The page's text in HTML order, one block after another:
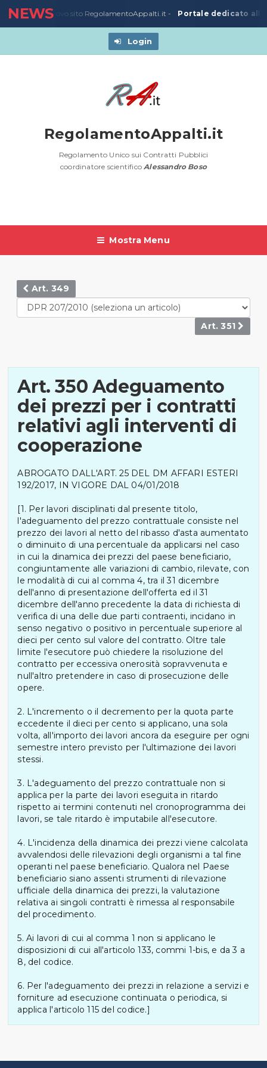
NEWS
03/2020-Nuovo sito RegolamentoAppalti.it - Portale dedicato alla
Login
RegolamentoAppalti.it
Regolamento Unico sui Contratti Pubblici
coordinatore scientificoAlessandro Boso
Mostra Menu
Art. 349
Art. 351
Art. 350 Adeguamento
dei prezzi per i contratti
relativi agli interventi di
cooperazione
ABROGATO DALL'ART. 25 DEL DM AFFARI ESTERI
192/2017, IN VIGORE DAL 04/01/2018
[1. Per lavori disciplinati dal presente titolo,
l'adeguamento del prezzo contrattuale consiste nel
prezzo dei lavori al netto del ribasso d'asta aumentato
o diminuito di una percentuale da applicarsi nel caso
in cui la dinamica dei prezzi del paese beneficiario,
congiuntamente alle variazioni di cambio, rilevate, con
le modalità di cui al comma 4, tra il 31 dicembre
dell'anno di presentazione dell'offerta ed il 31
dicembre dell'anno precedente la data di richiesta di
verifica di una delle due parti contraenti, incidano in
senso negativo o positivo in percentuale superiore al
dieci per cento sul valore del contratto. Oltre tale
limite l'esecutore può chiedere la risoluzione del
contratto per eccessiva onerosità sopravvenuta e
null'altro pretendere in caso di prosecuzione delle
opere.
2. L'incremento o il decremento per la quota parte
eccedente il dieci per cento si applicano, una sola
volta, all'importo dei lavori ancora da eseguire per ogni
semestre intero previsto per l'ultimazione dei lavori
stessi.
3. L'adeguamento del prezzo contrattuale non si
applica per la parte dei lavori eseguita in ritardo
rispetto ai termini contenuti nel cronoprogramma dei
lavori, se tale ritardo è imputabile all'esecutore.
4. L'incidenza della dinamica dei prezzi viene calcolata
avvalendosi delle rilevazioni degli organismi a tal fine
operanti nel paese beneficiario. Qualora nel Paese
beneficiario siano assenti strumenti di rilevazione
ufficiale della dinamica dei prezzi, la valutazione
relativa ai singoli contratti è rimessa al responsabile
del procedimento.
5. Ai lavori di cui al comma 1 non si applicano le
disposizioni di cui all'articolo 133, commi 1-bis, e da 3 a
8, del codice.
6. Per l'adeguamento dei prezzi in relazione a servizi e
forniture ad esecuzione continuata o periodica, si
applica l'articolo 115 del codice.]